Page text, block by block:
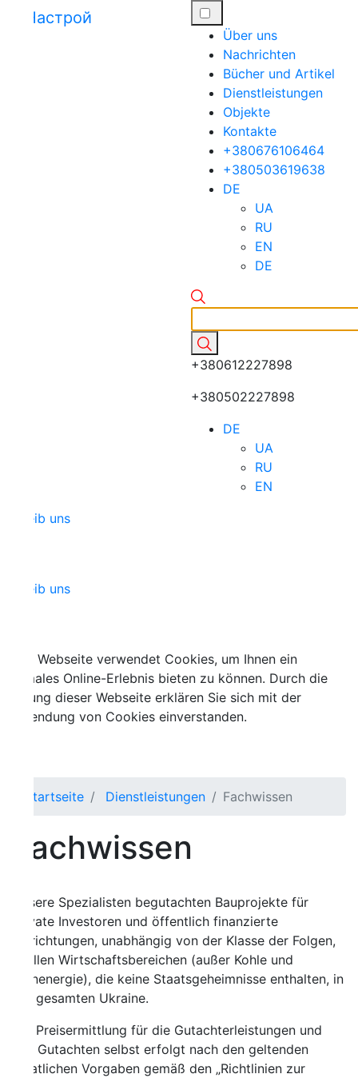
Über uns
Nachrichten
Bücher und Artikel
Dienstleistungen
Objekte
Kontakte
+380676106464
+380503619638
+380612227898
+380502227898
uns
uns
Webseite verwendet Cookies, um Ihnen ein
Online-Erlebnis bieten zu können. Durch die
dieser Webseite erklären Sie sich mit der
von Cookies einverstanden.
Dienstleistungen Fachwissen
Spezialisten begutachten Bauprojekte für
Investoren und öffentlich finanzierte
unabhängig von der Klasse der Folgen,
Wirtschaftsbereichen (außer Kohle und
die keine Staatsgeheimnisse enthalten, in
Ukraine.
für die Gutachterleistungen und
Gutachten selbst erfolgt nach den geltenden
Vorgaben gemäß den „Richtlinien zur